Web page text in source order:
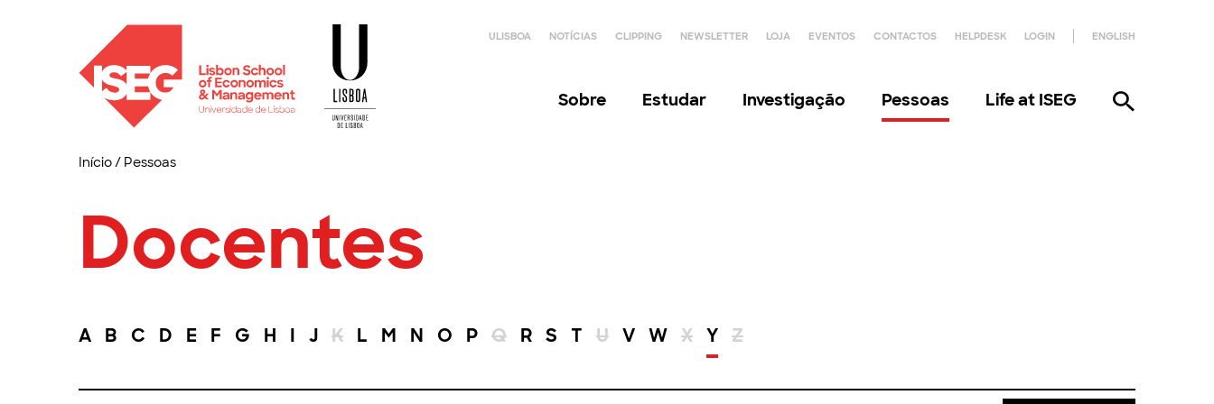
ULISBOA NOTÍCIAS CLIPPING NEWSLETTER LOJA EVENTOS CONTACTOS HELPDESK LOGIN ENGLISH
Sobre Estudar Investigação Pessoas Life at ISEG
Início/ Pessoas
Docentes
A B C D E F G H I J K L M N O P Q R S T U V W X Y Z